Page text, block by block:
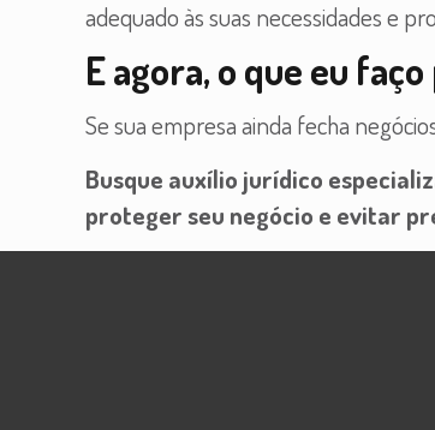
adequado às suas necessidades e
E agora, o que eu
Se sua empresa ainda fecha
Busque auxílio jurídico
proteger seu negócio e evitar